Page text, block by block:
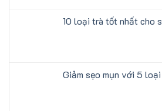
10 loại trà tốt nhất cho
Giảm sẹo mụn với 5